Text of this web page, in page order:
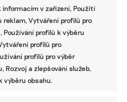
v zařízení, Použití
reklam, Vytváření profilů pro
Používání profilů k výběru
profilů pro
profilů pro výběr
Rozvoj a zlepšování služeb,
výběru obsahu.
povodí,“ tvrdí Malík.
něj mohl sloužit
adaptace. „Výzvy jsou
nepředfinancuje. A
nebo nestihnou
2025, je potřeba celou